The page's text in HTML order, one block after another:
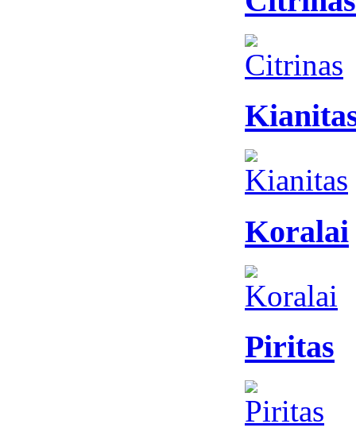
Koralai
Piritas